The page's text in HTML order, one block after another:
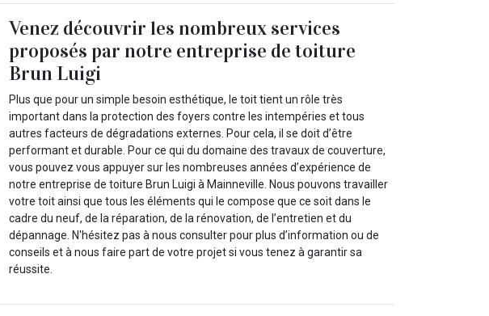
Venez découvrir les nombreux services
proposés par notre entreprise de toiture
Brun Luigi
Plus que pour un simple besoin esthétique, le toit tient un rôle très
important dans la protection des foyers contre les intempéries et tous
autres facteurs de dégradations externes. Pour cela, il se doit d’être
performant et durable. Pour ce qui du domaine des travaux de couverture,
vous pouvez vous appuyer sur les nombreuses années d’expérience de
notre entreprise de toiture Brun Luigi à Mainneville. Nous pouvons travailler
votre toit ainsi que tous les éléments qui le compose que ce soit dans le
cadre du neuf, de la réparation, de la rénovation, de l’entretien et du
dépannage. N'hésitez pas à nous consulter pour plus d’information ou de
conseils et à nous faire part de votre projet si vous tenez à garantir sa
réussite.